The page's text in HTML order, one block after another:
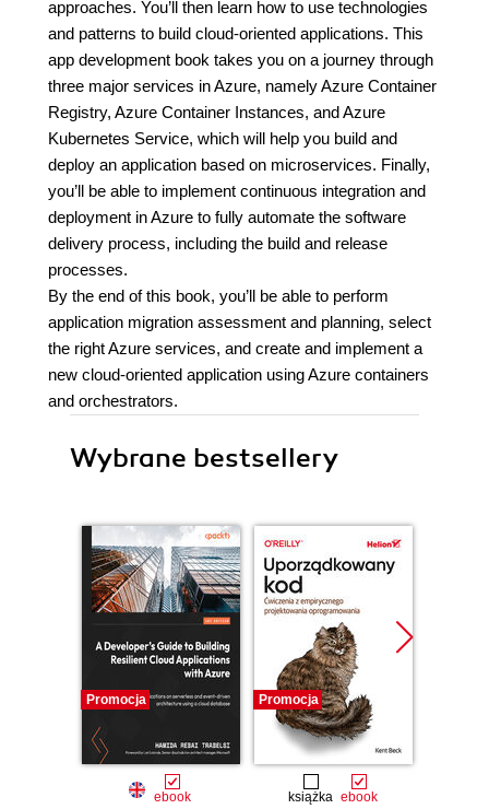
approaches. You’ll then learn how to use technologies
and patterns to build cloud-oriented applications. This
app development book takes you on a journey through
three major services in Azure, namely Azure Container
Registry, Azure Container Instances, and Azure
Kubernetes Service, which will help you build and
deploy an application based on microservices. Finally,
you’ll be able to implement continuous integration and
deployment in Azure to fully automate the software
delivery process, including the build and release
processes.
By the end of this book, you’ll be able to perform
application migration assessment and planning, select
the right Azure services, and create and implement a
new cloud-oriented application using Azure containers
and orchestrators.
Wybrane bestsellery
Promocja
ebook
Promocja
książka ebook